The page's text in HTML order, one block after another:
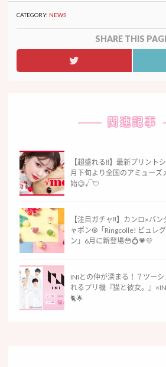
CATEGORY: NEWS
SHARE THIS
関連記事
【超盛れる‼︎】最新プリント
月下旬より全国のアミューズ
始😉√💘
【注目ガチャ‼︎】カンロ×バ
ャポン®「Ringcolle! ピュレ
ン」6月に新登場😳💍💗💛
INIとの仲が深まる！？ツー
れるプリ機『猫と彼女。』
🐈🌟